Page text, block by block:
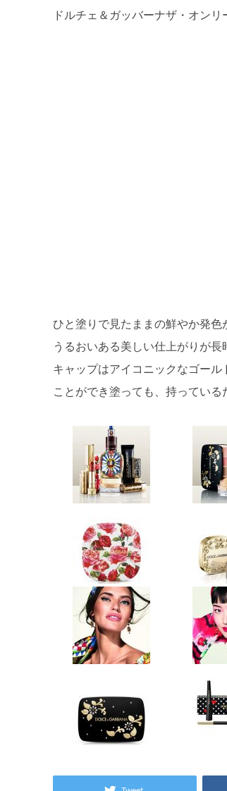
ドルチェ＆ガッバーナザ・オン
ひと塗りで見たままの鮮やか発色
うるおいある美しい仕上がりが
キャップはアイコニックなゴー
ことができ塗っても、持っている